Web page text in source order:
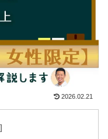
2026.02.21